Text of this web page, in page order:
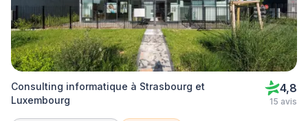
Consulting informatique à Strasbourg et
Luxembourg
4,8
15 avis